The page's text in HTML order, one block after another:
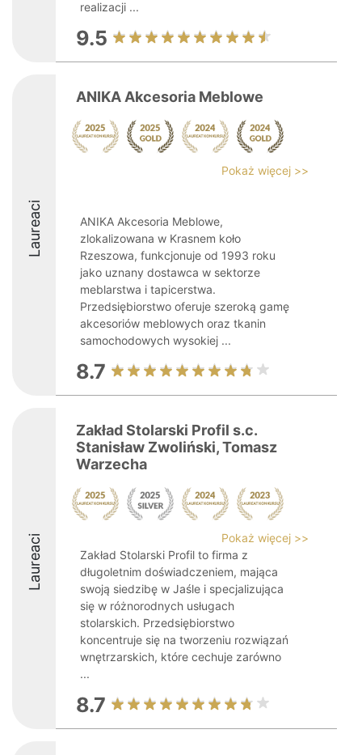
realizacji ...
9.5
Laureaci
ANIKA Akcesoria Meblowe
Pokaż więcej >>
ANIKA Akcesoria Meblowe,
zlokalizowana w Krasnem koło
Rzeszowa, funkcjonuje od 1993 roku
jako uznany dostawca w sektorze
meblarstwa i tapicerstwa.
Przedsiębiorstwo oferuje szeroką gamę
akcesoriów meblowych oraz tkanin
samochodowych wysokiej ...
8.7
Laureaci
Zakład Stolarski Profil s.c.
Stanisław Zwoliński, Tomasz
Warzecha
Pokaż więcej >>
Zakład Stolarski Profil to firma z
długoletnim doświadczeniem, mająca
swoją siedzibę w Jaśle i specjalizująca
się w różnorodnych usługach
stolarskich. Przedsiębiorstwo
koncentruje się na tworzeniu rozwiązań
wnętrzarskich, które cechuje zarówno
...
8.7